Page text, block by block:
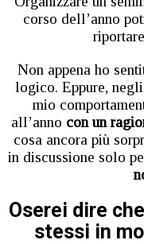
corso dell’anno
Non appena ho
logico. Eppure,
mio
all’anno con un
cosa ancora più
in discussione solo
Oserei dire
stessi in